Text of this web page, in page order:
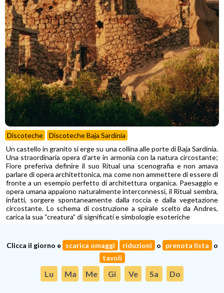
Discoteche
Discoteche Baja Sardinia
Un castello in granito si erge su una collina alle porte di Baja Sardinia.
Una straordinaria opera d’arte in armonia con la natura circostante;
Fiore preferiva definire il suo Ritual una scenografia e non amava
parlare di opera architettonica, ma come non ammettere di essere di
fronte a un esempio perfetto di architettura organica. Paesaggio e
opera umana appaiono naturalmente interconnessi, il Ritual sembra,
infatti, sorgere spontaneamente dalla roccia e dalla vegetazione
circostante. Lo schema di costruzione a spirale scelto da Andres,
carica la sua “creatura” di significati e simbologie esoteriche
Clicca il giorno e scarica omaggi riduzioni o prenota lista
o
tavoli
Lu Ma Me Gi Ve Sa Do